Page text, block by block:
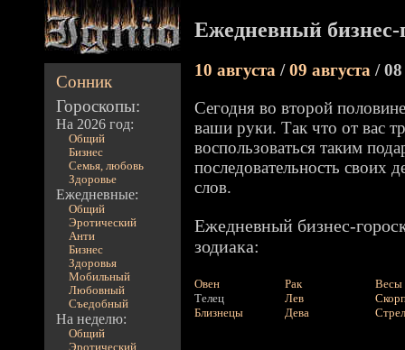
Сонник
Гороскопы:
На 2026 год:
Общий
Бизнес
Семья, любовь
Здоровье
Ежедневные:
Общий
Эротический
Анти
Бизнес
Здоровья
Мобильный
Любовный
Съедобный
На неделю:
Общий
Эротический
Ежедневный бизнес-
10 августа /09 августа /
Сегодня во второй
ваши руки. Так что от вас
воспользоваться таким
последовательность своих
слов.
Ежедневный бизнес-
зодиака:
Овен
Телец
Близнецы
Рак
Лев
Дева
Весы